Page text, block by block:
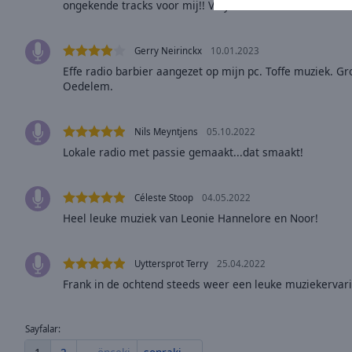
Color
Caption
Color
ongekende tracks voor mij!! Vinyl 4 life. Tot de noste!
Gerry Neirinckx 10.01.2023
Effe radio barbier aangezet op mijn pc. Toffe muziek.
Oedelem.
Nils Meyntjens 05.10.2022
Lokale radio met passie gemaakt...dat smaakt!
Céleste Stoop 04.05.2022
Heel leuke muziek van Leonie Hannelore en Noor!
Uyttersprot Terry 25.04.2022
Frank in de ochtend steeds weer een leuke
Sayfalar: